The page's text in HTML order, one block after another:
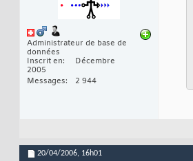
Administrateur de base de
données
Inscrit en
Décembre
2005
Messages
2 944
20/04/2006, 16h01